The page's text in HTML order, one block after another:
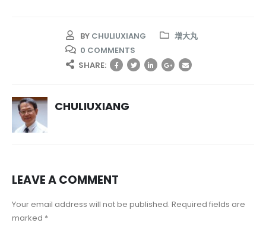
BY CHULIUXIANG
增大丸
0 COMMENTS
SHARE:
CHULIUXIANG
LEAVE A COMMENT
Your email address will not be published. Required fields are
marked *